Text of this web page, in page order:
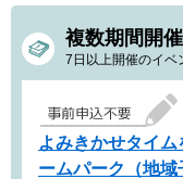
複数期間開
7日以上開催のイベ
よみきかせタイ
ームパーク（地